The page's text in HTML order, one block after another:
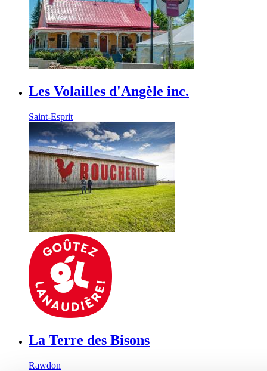
Les Volailles d'Angèle inc.
Saint-Esprit
La Terre des Bisons
Rawdon